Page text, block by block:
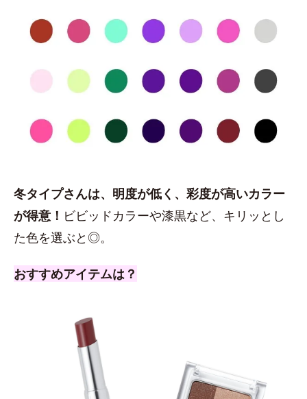
冬タイプさんは、明度が低く、彩度が高いカラー
が得意！ ビビッドカラーや漆黒など、キリッとし
た色を選ぶと◎。
おすすめアイテムは？